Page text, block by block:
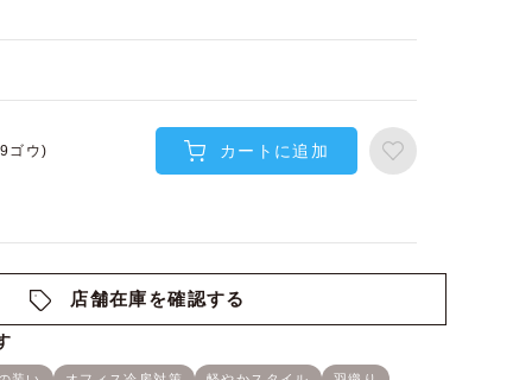
ゴウ) カートに追加
店舗在庫を確認する